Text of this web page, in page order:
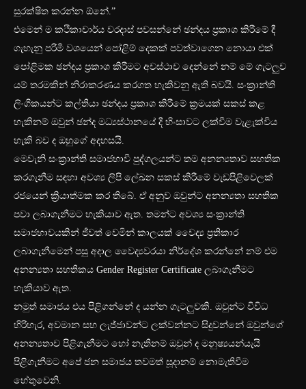
සුරක්ෂිත කරන්න ඕනේ.”
එමෙන් ම කථිකාචාර්ය වරදාස් පවසන්නේ ඡන්දය ප්‍රකාශ කිරීමේ දී
ගැහැනු පරිමි වශයෙන් පෝළිම් දෙකක් පවත්වාගෙන නොයා එක්
පෝළිමක ඡන්දය ප්‍රකාශ කිරීමට අවස්ථාව දෙන්නේ නම් මේ ගැටලුව
යම් තරමකින් නිරාකරණය කරගත හැකිවනු ඇති බවයි. සංක්‍රාන්ති
ලිංගිකයන්ට කල්තියා ඡන්දය ප්‍රකාශ කිරීමේ ක්‍රමයක් සකස් කළ
හැකිනම් ඔවුන් ඡන්ද මධ්‍යස්ථානයේ දී හිංසාවට ලක්වීම වැළැක්විය
හැකි බව ද ඔහුගේ අදහසයි.
මෙවැනි සංක්‍රාන්ති සමාජභාවී පුද්ගලයන්ට තම අනන්‍යතාව සහතික
කරගැනීම සඳහා අවශ්‍ය ලිපි ලේඛන සකස් කිරීමේ වැඩපිළිවෙලක්
රජයෙන් ක්‍රියාත්මක කර තිබේ. ඒ අනුව ඔවුන්ට අනන්‍යතා සහතික
පවා ලබාගැනීමට හැකියාව ඇත. තමන්ට අවශ්‍ය සංක්‍රාන්ති
සමාජභාවයකින් ජීවත් වෙමින් කාලයක් වෛද්‍ය ප්‍රතිකාර
ලබාගැනීමෙන් පසු අදාල වෛද්‍යවරයා නිර්දේශ කරන්නේ නම් එම
අනන්‍යතා සහතිකය Gender Register Certificate ලබාගැනීමට
හැකියාව ඇත.
නමුත් සමාජය එය පිළිගන්නේ ද යන්න ගැටලුවකි. ඔවුන්ට විවිධ
හිරිහැර, අවමාන සහ ලැජ්ජාවන්ට ලක්වන්නට සිදුවන්නේ ඔවුන්ගේ
අනන්‍යතාව පිළිගැනීමට හෝ නැතිනම් ඔවුන් ද මනුෂ්‍යයන්යැයි
පිළිගැනීමට අපේ ජන සමාජය තවමත් සූදානම් නොමැතිවීම
හේතුවෙනි.